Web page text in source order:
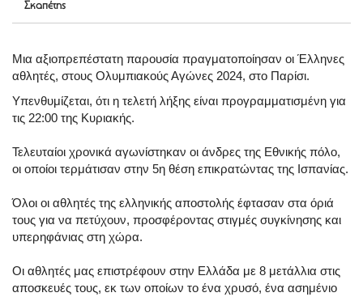
Σκαπέτης
Μια αξιοπρεπέστατη παρουσία πραγματοποίησαν οι Έλληνες
αθλητές, στους Ολυμπιακούς Αγώνες 2024, στο Παρίσι.
Υπενθυμίζεται, ότι η τελετή λήξης είναι προγραμματισμένη για
τις 22:00 της Κυριακής.
Τελευταίοι χρονικά αγωνίστηκαν οι άνδρες της Εθνικής πόλο,
οι οποίοι τερμάτισαν στην 5η θέση επικρατώντας της Ισπανίας.
Όλοι οι αθλητές της ελληνικής αποστολής έφτασαν στα όριά
τους για να πετύχουν, προσφέροντας στιγμές συγκίνησης και
υπερηφάνιας στη χώρα.
Οι αθλητές μας επιστρέφουν στην Ελλάδα με 8 μετάλλια στις
αποσκευές τους, εκ των οποίων το ένα χρυσό, ένα ασημένιο